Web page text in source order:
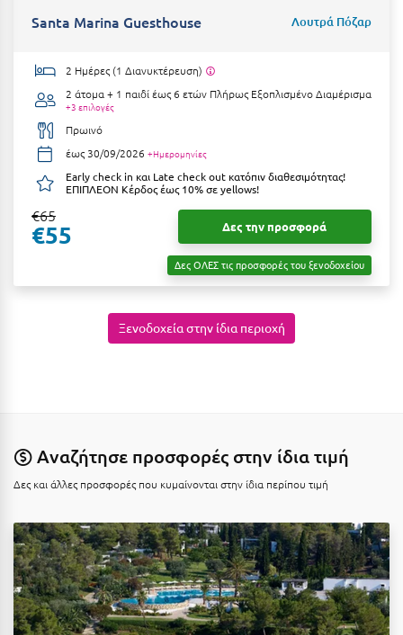
Κουφονήσια
Κρουαζιέρες
Κυλλήνη
Κύμη Ευβοίας
Κυπαρισσία
Κως
Λέσβος
Λευκάδα
Λήμνος
Santa Marina Guesthouse Λουτρά Πόζαρ
2 Ημέρες (1 Διανυκτέρευση)
2 άτομα + 1 παιδί έως 6 ετών Πλήρως Εξοπλισμένο Διαμέρισμα
+3 επιλογές
Πρωινό
έως 30/09/2026 +Ημερομηνίες
Early check in και Late check out κατόπιν διαθεσιμότητας!
ΕΠΙΠΛΕΟΝ Κέρδος έως 10% σε yellows!
€65
€55 Δες την προσφορά
Δες ΟΛΕΣ τις προσφορές του ξενοδοχείου
Ξενοδοχεία στην ίδια περιοχή
Αναζήτησε προσφορές στην ίδια τιμή
Δες και άλλες προσφορές που κυμαίνονται στην ίδια περίπου τιμή